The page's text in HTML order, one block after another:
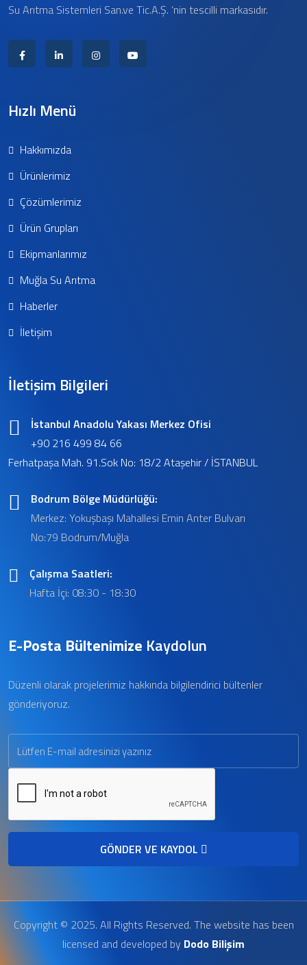
Su Arıtma Sistemleri San.ve Tic.A.Ş. ‘nin tescilli markasıdır.
Hızlı Menü
Hakkımızda
Ürünlerimiz
Çözümlerimiz
Ürün Grupları
Ekipmanlarımız
Muğla Su Arıtma
Haberler
İletişim
İletişim Bilgileri
İstanbul Anadolu Yakası Merkez Ofisi
+90 216 499 84 66
Ferhatpaşa Mah. 91.Sok No: 18/2 Ataşehir / İSTANBUL
Bodrum Bölge Müdürlüğü:
Merkez: Yokuşbaşı Mahallesi Emin Anter Bulvarı
No:79 Bodrum/Muğla
Çalışma Saatleri:
Hafta İçi: 08:30 - 18:30
E-Posta Bültenimize Kaydolun
Düzenli olarak projelerimiz hakkında bilgilendirici bültenler
gönderiyoruz.
GÖNDER VE KAYDOL
Copyright © 2025. All Rights Reserved. The website has been
licensed and developed by Dodo Bilişim